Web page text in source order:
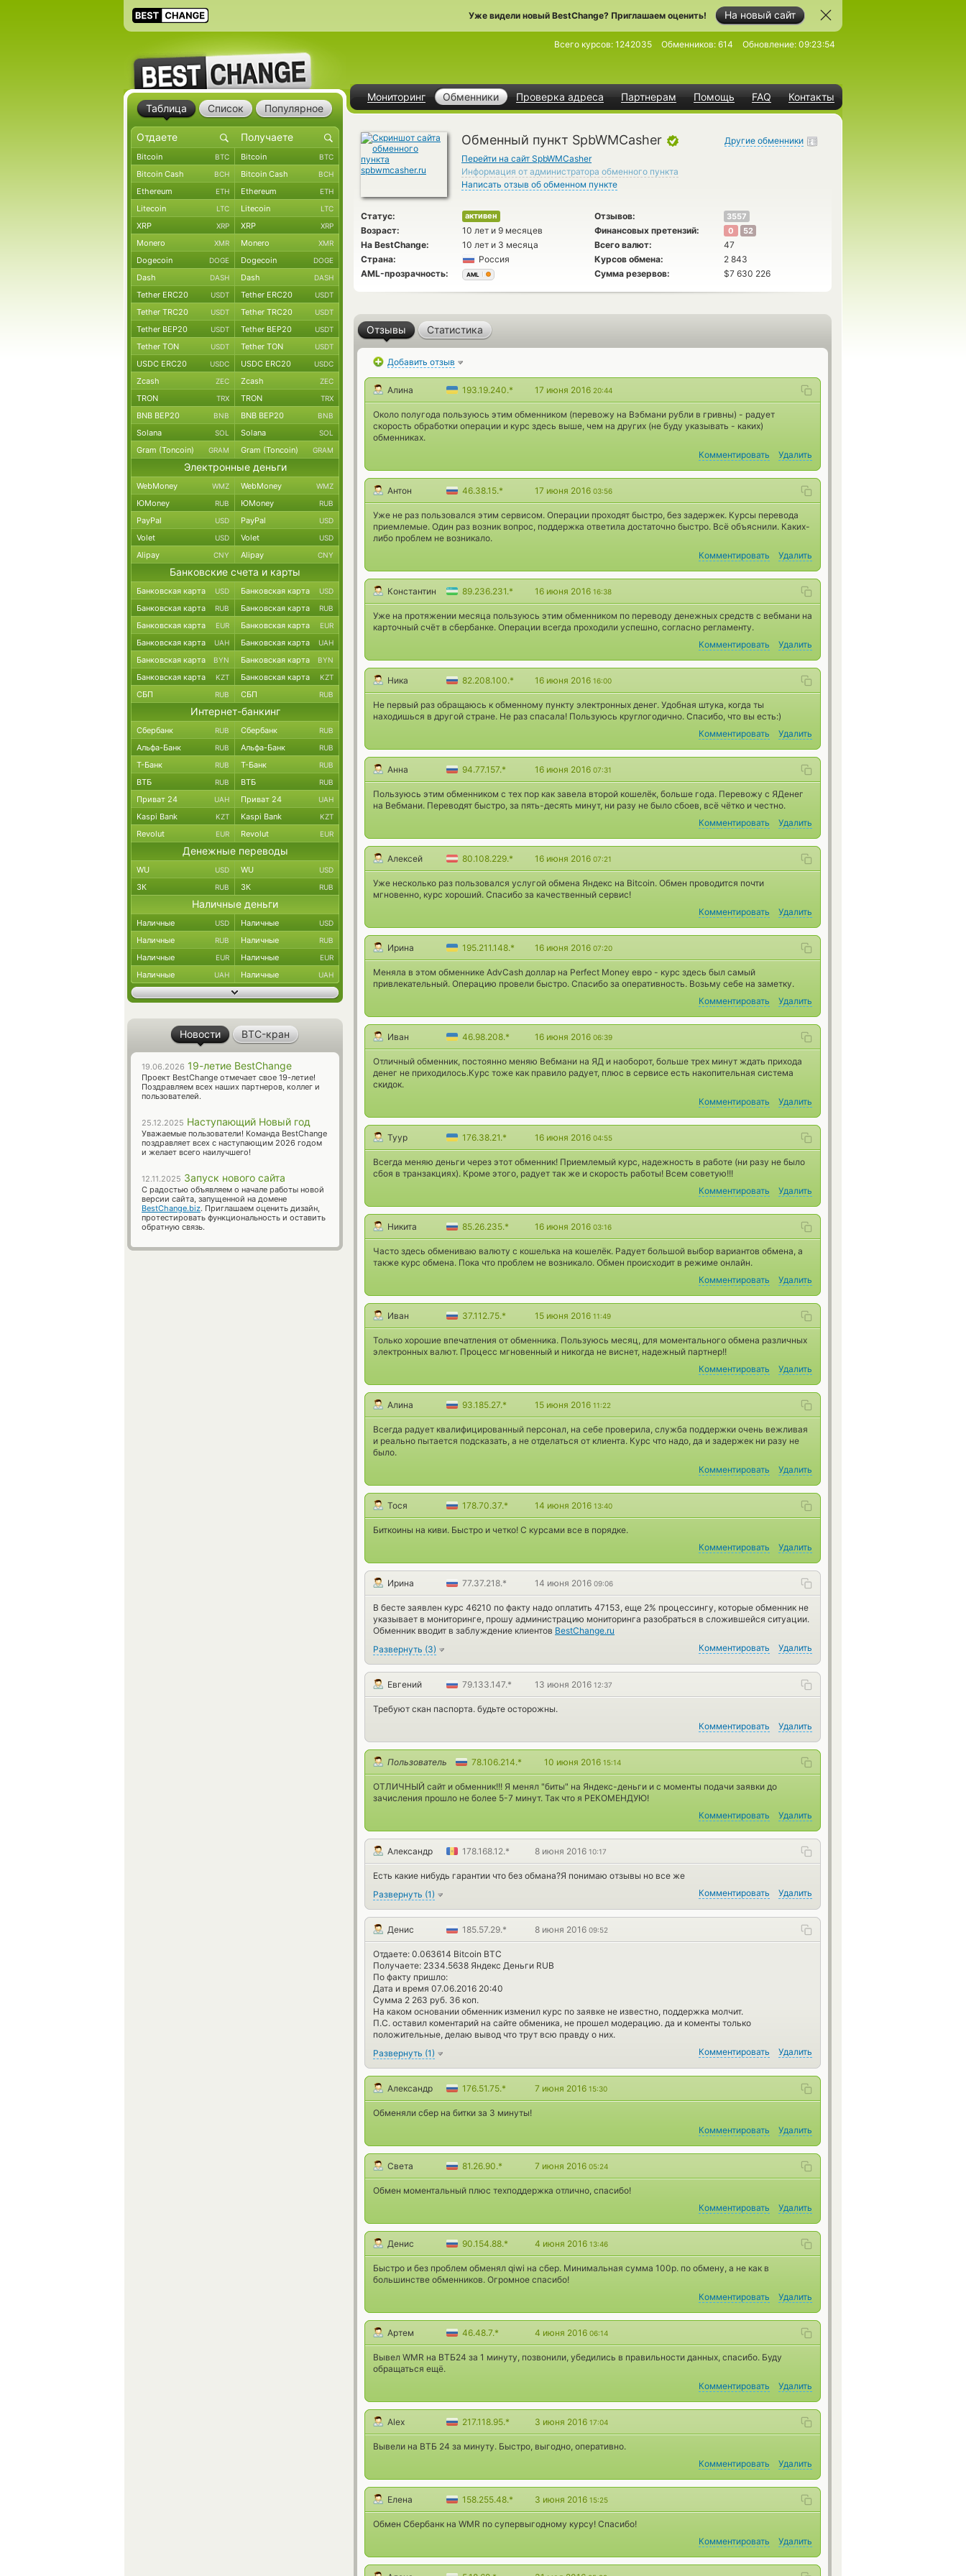
На новый сайт
Уже видели новый BestChange? Приглашаем оценить!
Мониторинг Обменники Проверка адреса Партнерам Помощь FAQ Контакты
Всего курсов: 1242035 Обменников: 614 Обновление: 09:23:54
Обменный пункт SpbWMCasher
Перейти на сайт SpbWMCasher
Информация от администратора обменного пункта
Написать отзыв об обменном пункте
Другие обменники
Статус: активен Отзывов: 3557
Возраст: 10 лет и 9 месяцев Финансовых претензий: 0 52
На BestChange: 10 лет и 3 месяца Всего валют:
47
Страна:
Россия Курсов обмена:
2 843
AML-прозрачность:
AML Сумма резервов: $7 630 226
Отзывы Статистика
Добавить отзыв
Алина 193.19.240.* 17 июня 2016 20:44
Около полугода пользуюсь этим обменником (перевожу на Вэбмани рубли в гривны) - радует
скорость обработки операции и курс здесь выше, чем на других (не буду указывать - каких)
обменниках.
Комментировать
Удалить
Антон 46.38.15.* 17 июня 2016 03:56
Уже не раз пользовался этим сервисом. Операции проходят быстро, без задержек. Курсы перевода
приемлемые. Один раз возник вопрос, поддержка ответила достаточно быстро. Всё объяснили. Каких-
либо проблем не возникало.
Комментировать
Удалить
Константин 89.236.231.* 16 июня 2016 16:38
Уже на протяжении месяца пользуюсь этим обменником по переводу денежных средств с вебмани на
карточный счёт в сбербанке. Операции всегда проходили успешно, согласно регламенту.
Комментировать
Удалить
Ника 82.208.100.* 16 июня 2016 16:00
Не первый раз обращаюсь к обменному пункту электронных денег. Удобная штука, когда ты
находишься в другой стране. Не раз спасала! Пользуюсь круглогодично. Спасибо, что вы есть:)
Комментировать
Удалить
Анна 94.77.157.* 16 июня 2016 07:31
Пользуюсь этим обменником с тех пор как завела второй кошелёк, больше года. Перевожу с ЯДенег
на Вебмани. Переводят быстро, за пять-десять минут, ни разу не было сбоев, всё чётко и честно.
Комментировать
Удалить
Алексей 80.108.229.* 16 июня 2016 07:21
Уже несколько раз пользовался услугой обмена Яндекс на Bitcoin. Обмен проводится почти
мгновенно, курс хороший. Спасибо за качественный сервис!
Комментировать
Удалить
Ирина 195.211.148.* 16 июня 2016 07:20
Меняла в этом обменнике AdvCash доллар на Perfect Money евро - курс здесь был самый
привлекательный. Операцию провели быстро. Спасибо за оперативность. Возьму себе на заметку.
Комментировать
Удалить
Иван 46.98.208.* 16 июня 2016 06:39
Отличный обменник, постоянно меняю Вебмани на ЯД и наоборот, больше трех минут ждать прихода
денег не приходилось.Курс тоже как правило радует, плюс в сервисе есть накопительная система
скидок.
Комментировать
Удалить
Tyyp 176.38.21.* 16 июня 2016 04:55
Всегда меняю деньги через этот обменник! Приемлемый курс, надежность в работе (ни разу не было
сбоя в транзакциях). Кроме этого, радует так же и скорость работы! Всем советую!!!
Комментировать
Удалить
Никита 85.26.235.* 16 июня 2016 03:16
Часто здесь обмениваю валюту с кошелька на кошелёк. Радует большой выбор вариантов обмена, а
также курс обмена. Пока что проблем не возникало. Обмен происходит в режиме онлайн.
Комментировать
Удалить
Иван 37.112.75.* 15 июня 2016 11:49
Только хорошие впечатления от обменника. Пользуюсь месяц, для моментального обмена различных
электронных валют. Процесс мгновенный и никогда не виснет, надежный партнер!!
Комментировать
Удалить
Алина 93.185.27.* 15 июня 2016 11:22
Всегда радует квалифицированный персонал, на себе проверила, служба поддержки очень вежливая
и реально пытается подсказать, а не отделаться от клиента. Курс что надо, да и задержек ни разу не
было.
Комментировать
Удалить
Тося 178.70.37.* 14 июня 2016 13:40
Биткоины на киви. Быстро и четко! С курсами все в порядке.
Комментировать
Удалить
Ирина 77.37.218.* 14 июня 2016 09:06
В бесте заявлен курс 46210 по факту надо оплатить 47153, еще 2% процессингу, которые обменник не
указывает в мониторинге, прошу администрацию мониторинга разобраться в сложившейся ситуации.
Обменник вводит в заблуждение клиентов BestChange.ru
Развернуть (3) Комментировать Удалить
Евгений 79.133.147.* 13 июня 2016 12:37
Требуют скан паспорта. будьте осторожны.
Комментировать
Удалить
Пользователь 78.106.214.* 10 июня 2016 15:14
ОТЛИЧНЫЙ сайт и обменник!!! Я менял "биты" на Яндекс-деньги и с моменты подачи заявки до
зачисления прошло не более 5-7 минут. Так что я РЕКОМЕНДУЮ!
Комментировать
Удалить
Александр 178.168.12.* 8 июня 2016 10:17
Есть какие нибудь гарантии что без обмана?Я понимаю отзывы но все же
Развернуть (1) Комментировать Удалить
Денис 185.57.29.* 8 июня 2016 09:52
Отдаете: 0.063614 Bitcoin BTC
Получаете: 2334.5638 Яндекс Деньги RUB
По факту пришло:
Дата и время 07.06.2016 20:40
Сумма 2 263 руб. 36 коп.
На каком основании обменник изменил курс по заявке не известно, поддержка молчит.
П.С. оставил коментарий на сайте обменика, не прошел модерацию. да и коменты только
положительные, делаю вывод что трут всю правду о них.
Развернуть (1) Комментировать Удалить
Александр 176.51.75.* 7 июня 2016 15:30
Обменяли сбер на битки за 3 минуты!
Комментировать
Удалить
Света 81.26.90.* 7 июня 2016 05:24
Обмен моментальный плюс техподдержка отлично, спасибо!
Комментировать
Удалить
Денис 90.154.88.* 4 июня 2016 13:46
Быстро и без проблем обменял qiwi на сбер. Минимальная сумма 100р. по обмену, а не как в
большинстве обменников. Огромное спасибо!
Комментировать
Удалить
Артем 46.48.7.* 4 июня 2016 06:14
Вывел WMR на ВТБ24 за 1 минуту, позвонили, убедились в правильности данных, спасибо. Буду
обращаться ещё.
Комментировать
Удалить
Alex 217.118.95.* 3 июня 2016 17:04
Вывели на ВТБ 24 за минуту. Быстро, выгодно, оперативно.
Комментировать
Удалить
Елена 158.255.48.* 3 июня 2016 15:25
Обмен Сбербанк на WMR по супервыгодному курсу! Спасибо!
Комментировать
Удалить
Таблица Список Популярное
Bitcoin BTC Bitcoin BTC
Bitcoin Cash BCH Bitcoin Cash BCH
Ethereum ETH Ethereum ETH
Litecoin LTC Litecoin LTC
XRP XRP XRP XRP
Monero XMR Monero XMR
Dogecoin DOGE Dogecoin DOGE
Dash DASH Dash DASH
Tether ERC20 USDT Tether ERC20 USDT
Tether TRC20 USDT Tether TRC20 USDT
Tether BEP20 USDT Tether BEP20 USDT
Tether TON USDT Tether TON USDT
USDC ERC20 USDC USDC ERC20 USDC
Zcash ZEC Zcash ZEC
TRON TRX TRON TRX
BNB BEP20 BNB BNB BEP20 BNB
Solana SOL Solana SOL
Gram (Toncoin) GRAM Gram (Toncoin) GRAM
Электронные деньги
WebMoney WMZ WebMoney WMZ
ЮMoney RUB ЮMoney RUB
PayPal USD PayPal USD
Volet USD Volet USD
Alipay CNY Alipay CNY
Банковские счета и карты
Банковская карта USD Банковская карта USD
Банковская карта RUB Банковская карта RUB
Банковская карта EUR Банковская карта EUR
Банковская карта UAH Банковская карта UAH
Банковская карта BYN Банковская карта BYN
Банковская карта KZT Банковская карта KZT
СБП RUB СБП RUB
Интернет-банкинг
Сбербанк RUB Сбербанк RUB
Альфа-Банк RUB Альфа-Банк RUB
Т-Банк RUB Т-Банк RUB
ВТБ RUB ВТБ RUB
Приват 24 UAH Приват 24 UAH
Kaspi Bank KZT Kaspi Bank KZT
Revolut EUR Revolut EUR
Денежные переводы
WU USD WU USD
ЗК RUB ЗК RUB
Наличные деньги
Наличные USD Наличные USD
Наличные RUB Наличные RUB
Наличные EUR Наличные EUR
Наличные UAH Наличные UAH
Новости BTC-кран
19.06.2026 19-летие BestChange
Проект BestChange отмечает свое 19-летие!
Поздравляем всех наших партнеров, коллег и
пользователей.
25.12.2025 Наступающий Новый год
Уважаемые пользователи! Команда BestChange
поздравляет всех с наступающим 2026 годом
и желает всего наилучшего!
12.11.2025 Запуск нового сайта
С радостью объявляем о начале работы новой
версии сайта, запущенной на домене
BestChange.biz. Приглашаем оценить дизайн,
протестировать функциональность и оставить
обратную связь.